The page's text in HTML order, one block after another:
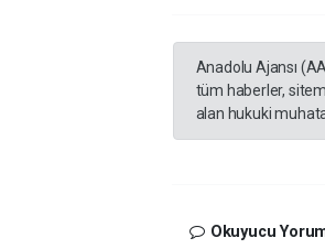
Anadolu Ajansı
tüm haberler,
alan hukuki
Okuyucu